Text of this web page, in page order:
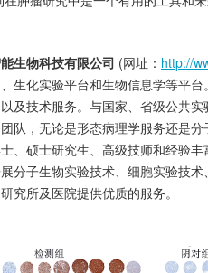
生物科技有限公司 (网址： http://
生化实验平台和生物信息学等平
及技术服务。与国家、省级公共
队，无论是形态病理学服务还是
、硕士研究生、高级技师和经验
分子生物实验技术、细胞实验技
究所及医院提供优质的服务。